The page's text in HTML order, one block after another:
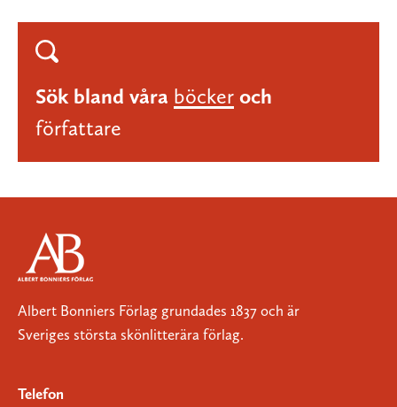
Sök bland våra böcker och
författare
Albert Bonniers Förlag grundades 1837 och är
Sveriges största skönlitterära förlag.
Telefon